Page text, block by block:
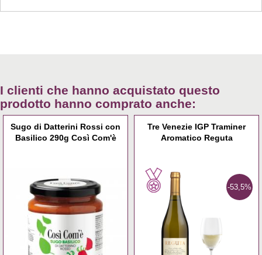
I clienti che hanno acquistato questo
prodotto hanno comprato anche:
Sugo di Datterini Rossi con
Basilico 290g Così Com'è
Tre Venezie IGP Traminer
Aromatico Reguta
-53,5%